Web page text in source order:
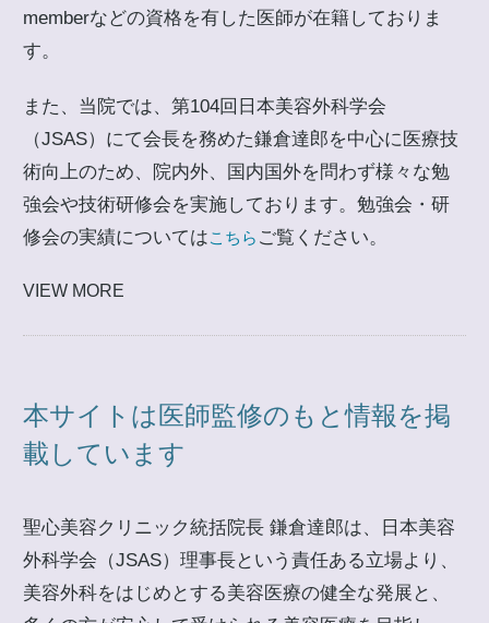
memberなどの資格を有した医師が在籍しておりま
す。
また、当院では、第104回日本美容外科学会
（JSAS）にて会長を務めた鎌倉達郎を中心に医療技
術向上のため、院内外、国内国外を問わず様々な勉
強会や技術研修会を実施しております。勉強会・研
修会の実績についてはこちら ご覧ください。
VIEW MORE
本サイトは医師監修のもと情報を掲
載しています
聖心美容クリニック統括院長 鎌倉達郎は、日本美容
外科学会（JSAS）理事長という責任ある立場より、
美容外科をはじめとする美容医療の健全な発展と、